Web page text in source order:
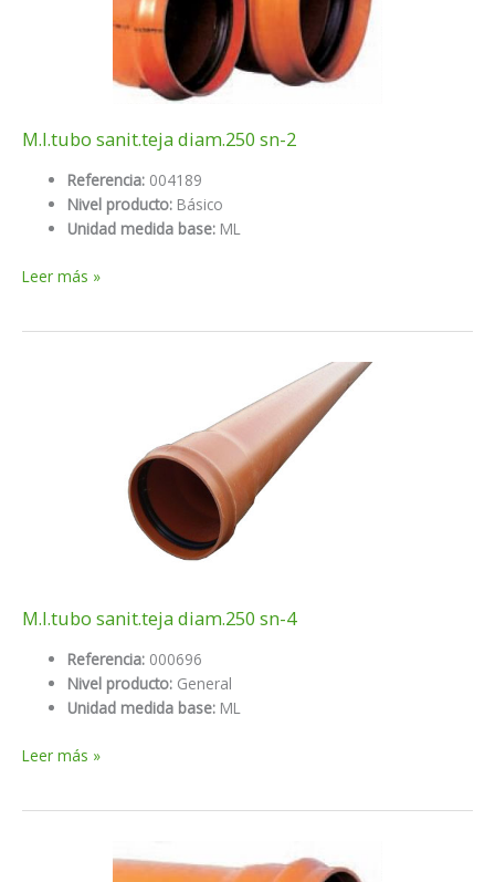
M.l.tubo sanit.teja diam.250 sn-2
Referencia: 004189
Nivel producto: Básico
Unidad medida base: ML
M.l.tubo
Leer más »
M.l.tubo sanit.teja diam.250 sn-4
Referencia: 000696
Nivel producto: General
Unidad medida base: ML
M.l.tubo
Leer más »